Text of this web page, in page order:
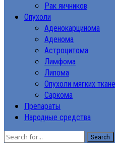
Рак яичников
Опухоли
Аденокарцинома
Аденома
Астроцитома
Лимфома
Липома
Опухоли мягких
Саркома
Препараты
Народные средства
Search